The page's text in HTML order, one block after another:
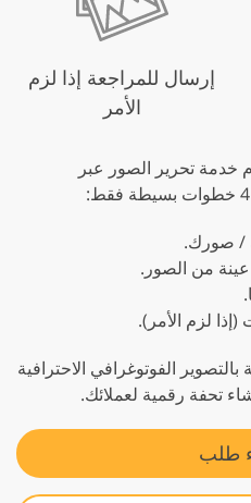
إرسال للمراجعة إذا لزم
الأمر
خدمة تحرير الصور عبر
الفوتوغرافي الاحترافية
تحفة رقمية لعملائك.
طلب